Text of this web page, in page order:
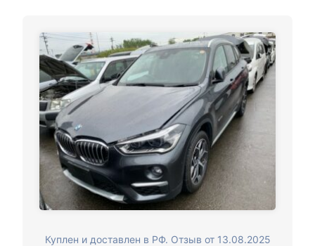
Куплен и доставлен в РФ. Отзыв от 13.08.2025